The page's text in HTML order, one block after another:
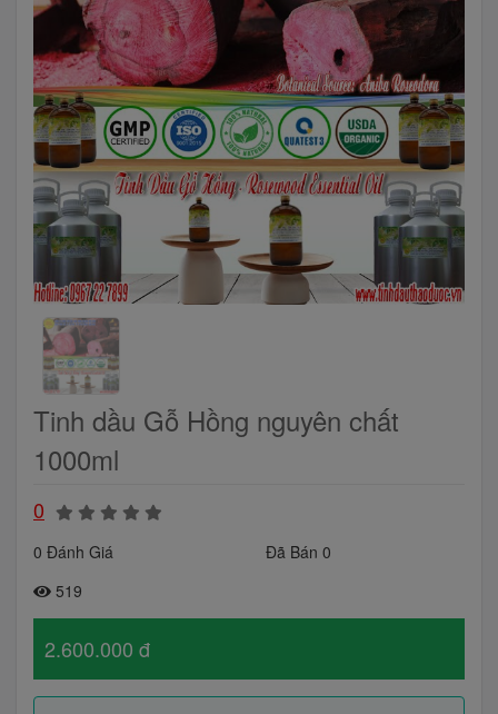
Tinh dầu Gỗ Hồng nguyên chất
1000ml
0
0 Đánh Giá
Đã Bán 0
519
2.600.000 đ